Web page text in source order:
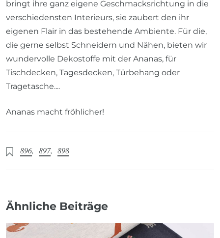
bringt ihre ganz eigene Geschmacksrichtung in die
verschiedensten Interieurs, sie zaubert den ihr
eigenen Flair in das bestehende Ambiente. Für die,
die gerne selbst Schneidern und Nähen, bieten wir
wundervolle Dekostoffe mit der Ananas, für
Tischdecken, Tagesdecken, Türbehang oder
Tragetasche....
Ananas macht fröhlicher!
896, 897, 898
Ähnliche Beiträge